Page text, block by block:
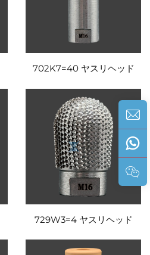
702K7=40 ヤスリヘッド
729W3=4 ヤスリヘッド